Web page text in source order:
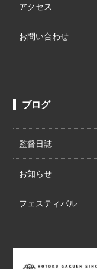
アクセス
お問い合わせ
ブログ
監督日誌
お知らせ
フェスティバル